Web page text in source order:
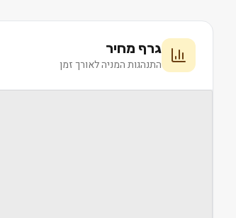
גרף מחיר
התנהגות המניה לאורך זמן